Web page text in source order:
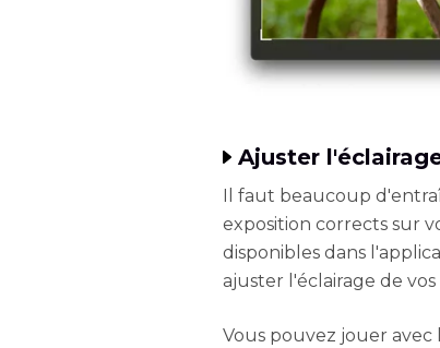
Ajuster
Il faut beaucoup
exposition corrects sur
disponibles dans
ajuster l'éclairage de
Vous pouvez jouer